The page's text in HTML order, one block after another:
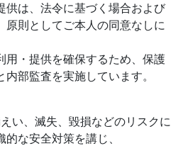
供は、法令に基づく場合および
原則としてご本人の同意なしに
用・提供を確保するため、保護
部監査を実施しています。
い、滅失、毀損などのリスクに
な安全対策を講じ、